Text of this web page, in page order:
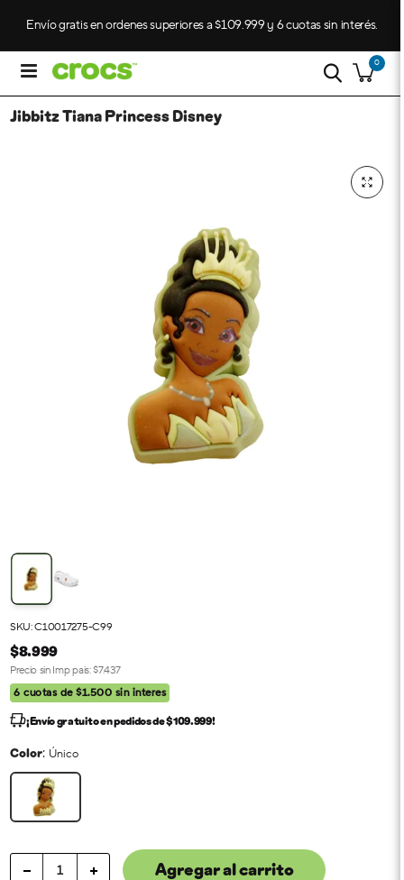
Envío gratis en ordenes superiores a $109.999 y 6 cuotas sin interés.
0
Jibbitz Tiana Princess Disney
SKU: C10017275-C99
$8.999
Precio sin Imp pais:$7.437
6 cuotas de $1.500 sin interes
¡Envío gratuito en pedidos de $109.999!
Color: Único
Agregar al carrito